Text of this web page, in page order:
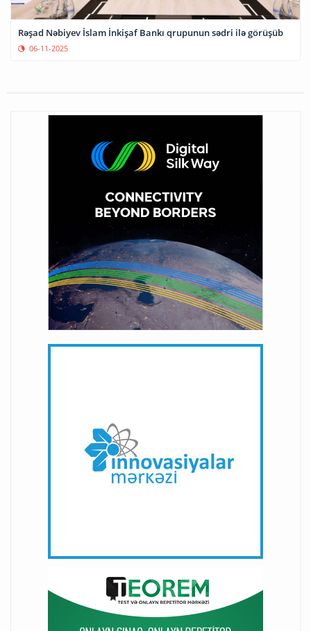
Rəşad Nəbiyev İslam İnkişaf Bankı qrupunun sədri ilə görüşüb
06-11-2025